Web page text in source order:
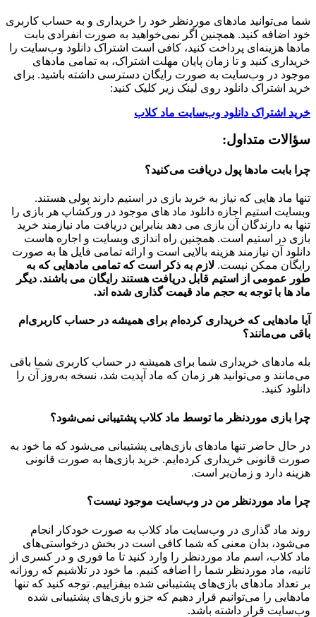
شما می‌توانید مادهای موردنظر خود را خریداری و به حساب کاربری
خود اضافه کنید. همچنین اگر نمی‌خواهید به صورت انفرادی بابت
مادها هزینه‌ای پرداخت کنید، کافی است اشتراک دانلود وب‌سایت را
خریداری کنید و تا زمان پایان مهلت اشتراک، به تمامی مادهای
موجود در وب‌سایت به صورت رایگان دسترسی داشته باشید. برای
خرید اشتراک دانلود روی لینک زیر کلیک کنید:
خرید اشتراک دانلود وب‌سایت ماد کلاب
سؤالات متداول:
چرا بابت مادها پول دریافت می‌کنید؟
تنها ماد هایی که نیاز به خرید بازی در استیم دارند پولی هستند.
وبسایت استیم اجازه دانلود ماد های موجود در ورکشاپ هر بازی را
تنها به دارندگان آن بازی می دهد بنابراین دریافت ماد نیازمند خرید
بازی در استیم است. همچنین راه اندازی وبسایت و اجاره هاست
دانلود آن نیازمند هزینه بالایی است و ارائه تمامی فایل ها به صورت
رایگان ممکن نیست. لازم به ذکر است که تمامی مادهایی که به
طور عمومی از استیم قابل دریافت هستند رایگان می باشند. دیگر
ماد ها با توجه به حجم ماد قیمت گذاری شده اند.
آیا مادهایی که خریداری کرده‌ام برای همیشه در حساب‌ کاربری‌ام
باقی می‌مانند؟
بله مادهای خریداری شما برای همیشه در حساب کاربری شما باقی
می‌مانند و می‌توانید هر زمان که ماد آپدیت شد، نسخه به‌روز آن را
دانلود کنید.
چرا بازی موردنظر ما توسط ماد کلاب پشتیبانی نمی‌شود؟
در حال حاضر تنها مادهای بازی‌هایی پشتیبانی می‌شود که ما خود به
صورت قانونی خریداری کرده‌ایم. خرید بازی‌ها به صورت قانونی
هزینه دارد و زمان‌بر است.
چرا ماد موردنظر من در وب‌سایت موجود نیست؟
روند ماد گذاری در وب‌سایت ماد کلاب به صورت خودکار انجام
می‌شود، بدان معنی که شما کافی است در بخش درخواستی‌های
ماد کلاب، اسم ماد موردنظر را وارد کنید تا ما فوری و در کسری از
ثانیه، ماد موردنظر شما را اضافه کنیم. ما خود در تلاشیم که روزانه
بر تعداد مادهای بازی‌های پشتیبانی شده بیفزاییم. توجه کنید که تنها
مادهایی را می‌توانیم قرار دهیم که جزو بازی‌های پشتیبانی شده
وب‌سایت قرار داشته باشد.